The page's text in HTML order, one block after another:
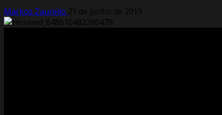
Markos Zaurelio 21 de junho de 2019